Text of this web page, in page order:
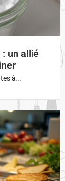
: un allié
à...